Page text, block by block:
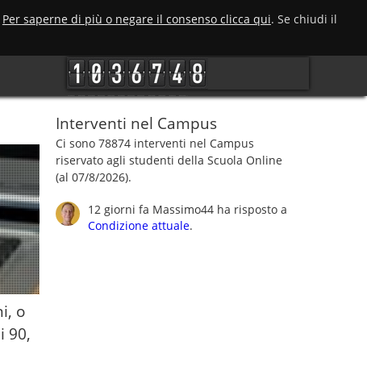
Per saperne di più o negare il consenso clicca qui. Se chiudi il
o
90,
Interventi nel Campus
Ci sono 78874 interventi nel Campus
riservato agli studenti della Scuola Online
(al 07/8/2026).
12 giorni fa Massimo44ha risposto a
Condizione attuale.